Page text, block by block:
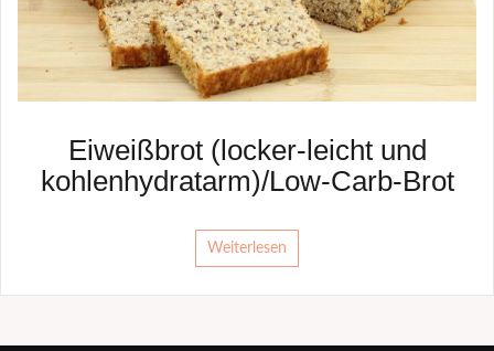
Eiweißbrot (locker-leicht und
kohlenhydratarm)/Low-Carb-Brot
Weiterlesen